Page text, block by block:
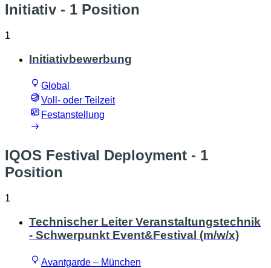
Initiativ - 1 Position
1
Initiativbewerbung
Global
Voll- oder Teilzeit
Festanstellung
IQOS Festival Deployment - 1
Position
1
Technischer Leiter Veranstaltungstechnik
- Schwerpunkt Event&Festival (m/w/x)
Avantgarde – München